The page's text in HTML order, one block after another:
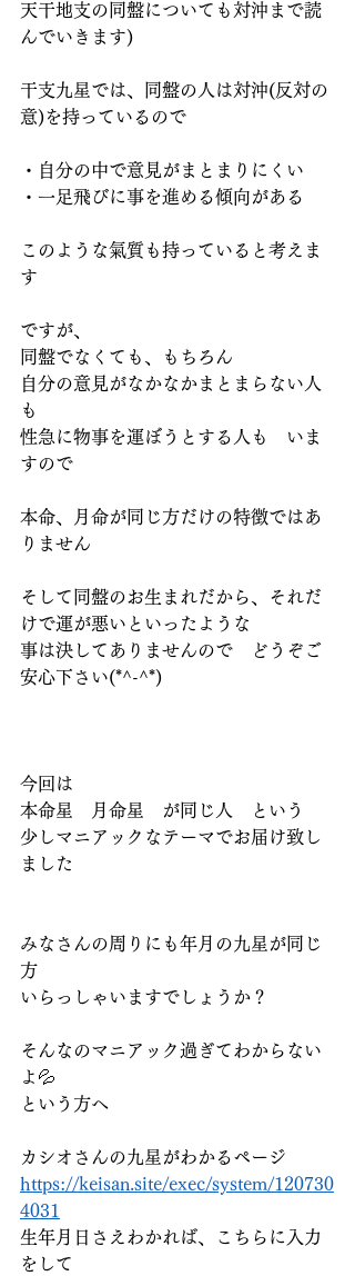
天干地支の同盤についても対沖まで読
んでいきます)
干支九星では、同盤の人は対沖(反対の
意)を持っているので
・自分の中で意見がまとまりにくい
・一足飛びに事を進める傾向がある
このような氣質も持っていると考えま
す
ですが、
同盤でなくても、もちろん
自分の意見がなかなかまとまらない人
も
性急に物事を運ぼうとする人も　いま
すので
本命、月命が同じ方だけの特徴ではあ
りません
そして同盤のお生まれだから、それだ
けで運が悪いといったような
事は決してありませんので　どうぞご
安心下さい(*^-^*)
今回は
本命星　月命星　が同じ人　という
少しマニアックなテーマでお届け致し
ました
みなさんの周りにも年月の九星が同じ
方
いらっしゃいますでしょうか？
そんなのマニアック過ぎてわからない
よ💦
という方へ
カシオさんの九星がわかるページ
https://keisan.site/exec/system/120730
4031
生年月日さえわかれば、こちらに入力
をして